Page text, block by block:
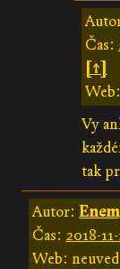
Čas:
[↑]
Vy
tak
Autor:
Čas: 2018-
Web: